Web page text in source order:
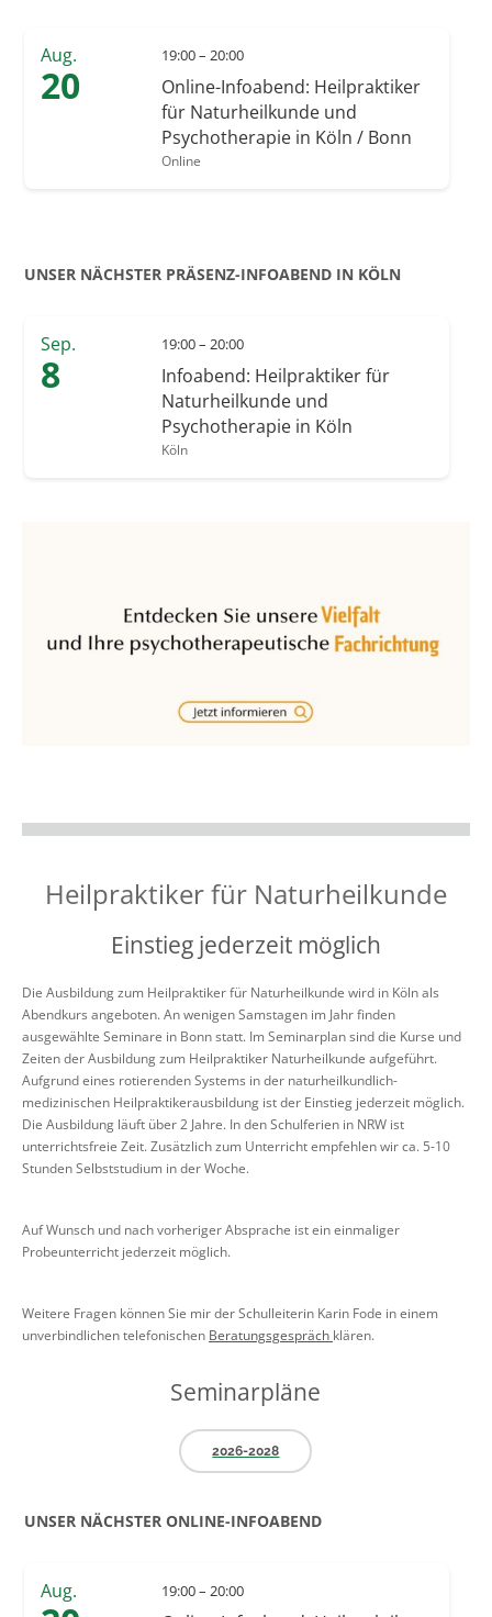
Aug.
20
19:00 – 20:00
Online-Infoabend: Heilpraktiker
für Naturheilkunde und
Psychotherapie in Köln / Bonn
Online
UNSER NÄCHSTER PRÄSENZ-INFOABEND IN KÖLN
Sep.
8
19:00 – 20:00
Infoabend: Heilpraktiker für
Naturheilkunde und
Psychotherapie in Köln
Köln
Heilpraktiker für Naturheilkunde
Einstieg jederzeit möglich
Die Ausbildung zum Heilpraktiker für Naturheilkunde wird in Köln als
Abendkurs angeboten. An wenigen Samstagen im Jahr finden
ausgewählte Seminare in Bonn statt. Im Seminarplan sind die Kurse und
Zeiten der Ausbildung zum Heilpraktiker Naturheilkunde aufgeführt.
Aufgrund eines rotierenden Systems in der naturheilkundlich-
medizinischen Heilpraktikerausbildung ist der Einstieg jederzeit möglich.
Die Ausbildung läuft über 2 Jahre. In den Schulferien in NRW ist
unterrichtsfreie Zeit. Zusätzlich zum Unterricht empfehlen wir ca. 5-10
Stunden Selbststudium in der Woche.
Auf Wunsch und nach vorheriger Absprache ist ein einmaliger
Probeunterricht jederzeit möglich.
Weitere Fragen können Sie mir der Schulleiterin Karin Fode in einem
unverbindlichen telefonischen Beratungsgespräch klären.
Seminarpläne
2026-2028
UNSER NÄCHSTER ONLINE-INFOABEND
Aug. 19:00 – 20:00